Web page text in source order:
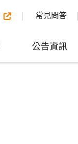
常見問答
公告資訊